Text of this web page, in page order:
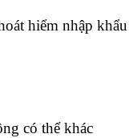
hiểm nhập khẩu
có thể khác